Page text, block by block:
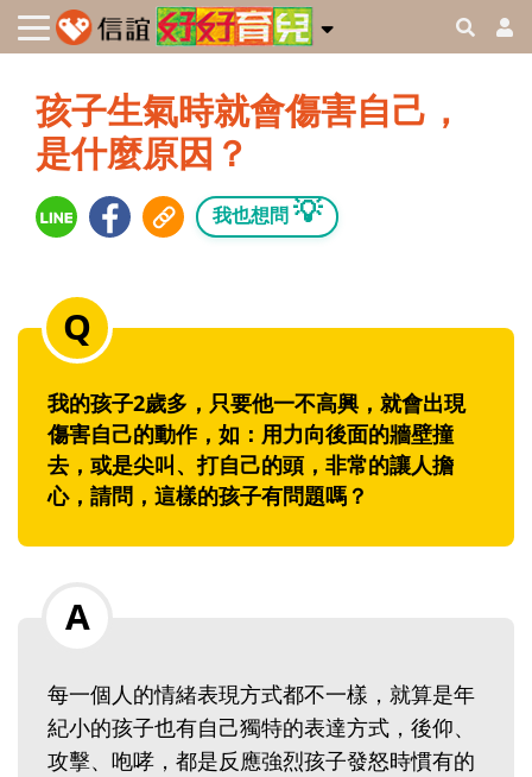
孩子生氣時就會傷害自己，
是什麼原因？
我也想問 💡
我的孩子2歲多，只要他一不高興，就會出現
傷害自己的動作，如：用力向後面的牆壁撞
去，或是尖叫、打自己的頭，非常的讓人擔
心，請問，這樣的孩子有問題嗎？
每一個人的情緒表現方式都不一樣，就算是年
紀小的孩子也有自己獨特的表達方式，後仰、
攻擊、咆哮，都是反應強烈孩子發怒時慣有的